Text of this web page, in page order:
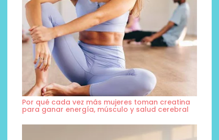
Por qué cada vez más mujeres toman creatina
para ganar energía, músculo y salud cerebral